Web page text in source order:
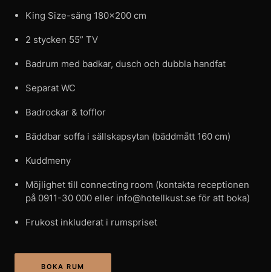
King Size-säng 180×200 cm
2 stycken 55” TV
Badrum med badkar, dusch och dubbla handfat
Separat WC
Badrockar & tofflor
Bäddbar soffa i sällskapsytan (bäddmått 160 cm)
Kuddmeny
Möjlighet till connecting room (kontakta receptionen
på 0911-30 000 eller info@hotellkust.se för att boka)
Frukost inkluderat i rumspriset
BOKA RUM